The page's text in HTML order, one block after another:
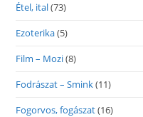
Étel, ital(73)
Ezoterika(5)
Film – Mozi(8)
Fodrászat – Smink(11)
Fogorvos, fogászat(16)